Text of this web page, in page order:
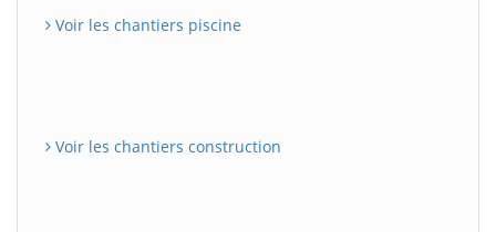
Voir les chantiers piscine
Voir les chantiers construction